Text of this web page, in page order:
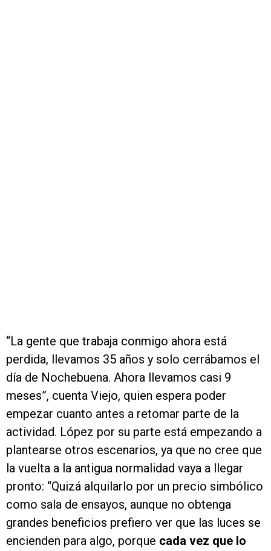
“La gente que trabaja conmigo ahora está
perdida, llevamos 35 años y solo cerrábamos el
día de Nochebuena. Ahora llevamos casi 9
meses”, cuenta Viejo, quien espera poder
empezar cuanto antes a retomar parte de la
actividad. López por su parte está empezando a
plantearse otros escenarios, ya que no cree que
la vuelta a la antigua normalidad vaya a llegar
pronto: “Quizá alquilarlo por un precio simbólico
como sala de ensayos, aunque no obtenga
grandes beneficios prefiero ver que las luces se
encienden para algo, porque cada vez que lo